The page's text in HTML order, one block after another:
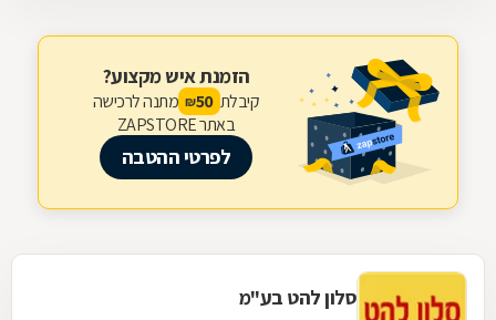
הזמנת איש מקצוע?
קיבלת 50
₪ מתנה לרכישה
באתר ZAPSTORE
לפרטי ההטבה
סלון להט בע"מ